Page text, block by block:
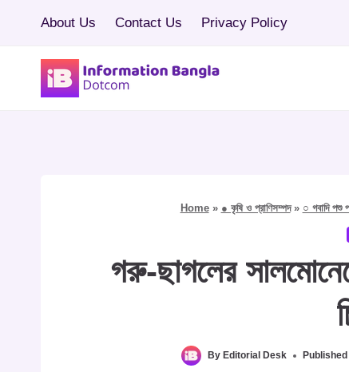
content
About Us Contact Us Privacy Policy
Home» ● কৃষি ও প্রাণিসম্পদ» ○ গবাদি পশু
গরু-ছাগলের
By Editorial Desk